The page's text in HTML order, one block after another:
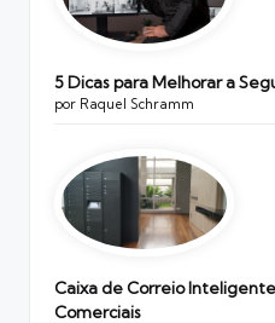
5 Dicas para Melhorar a
por Raquel Schramm
Caixa de Correio
Comerciais